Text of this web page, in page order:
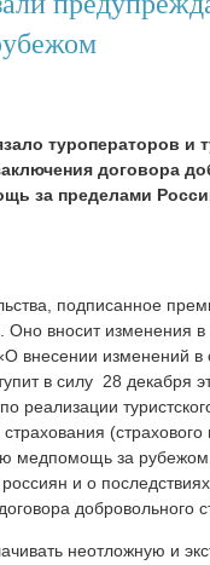
туроператоров и
договора
за пределами
подписанное
вносит изменения в
«О внесении
в силу 28 декабря
реализации
медпомощь за
и о
добровольного
неотложную и